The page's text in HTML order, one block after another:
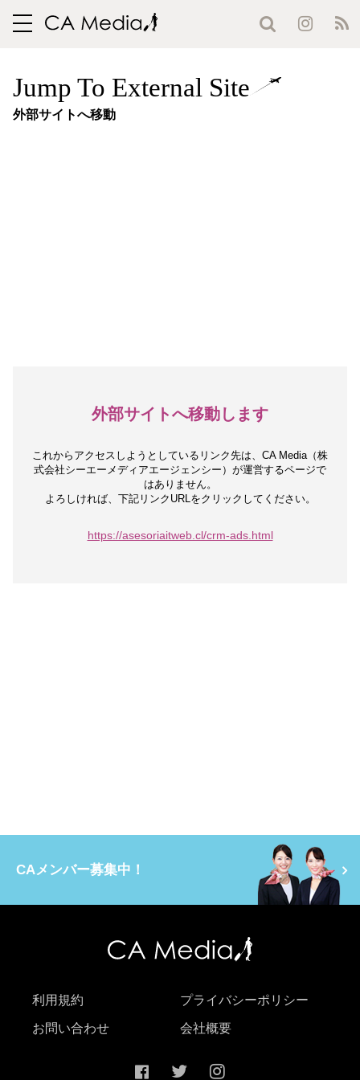
toggle
Jump To External Site
外部サイトへ移動
外部サイトへ移動します
これからアクセスしようとしているリンク先は、 CA Media（株
式会社シーエーメディアエージェンシー）が運営するページで
はありません。
よろしければ、下記リンクURLをクリックしてください。
https://asesoriaitweb.cl/crm-ads.html
CAメンバー募集中！
利用規約 プライバシーポリシー
お問い合わせ 会社概要